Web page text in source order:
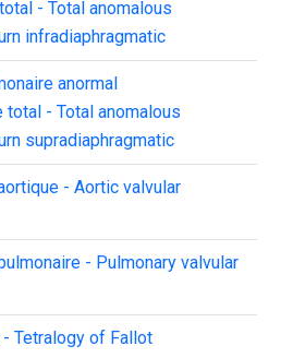
- Total anomalous
infradiaphragmatic
anormal
total - Total anomalous
supradiaphragmatic
- Aortic valvular
- Pulmonary valvular
Tetralogy of Fallot